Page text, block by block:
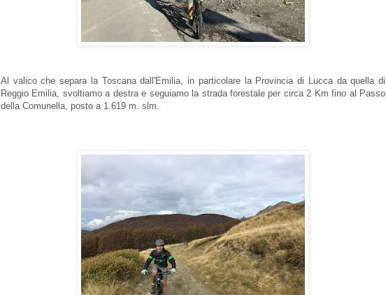
Al valico che separa la Toscana dall'Emilia, in particolare la Provincia di Lucca da quella di
Reggio Emilia, svoltiamo a destra e seguiamo la strada forestale per circa 2 Km fino al Passo
della Comunella, posto a 1.619 m. slm.